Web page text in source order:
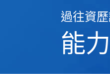
過往資
能